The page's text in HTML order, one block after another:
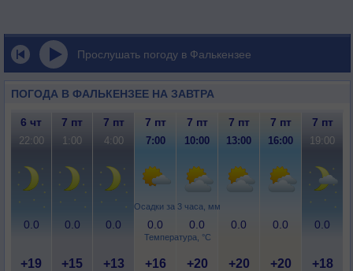
Прослушать погоду в Фалькензее
ПОГОДА В ФАЛЬКЕНЗЕЕ НА ЗАВТРА
Осадки за 3 часа, мм
Температура, °C
6 чт 7 пт 7 пт 7 пт 7 пт 7 пт 7 пт 7 пт
22:00 1:00 4:00 7:00 10:00 13:00 16:00 19:00
0.0 0.0 0.0 0.0 0.0 0.0 0.0 0.0
+19 +15 +13 +16 +20 +20 +20 +18